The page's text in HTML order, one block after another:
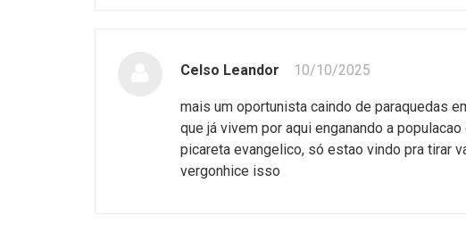
Celso Leandor 10/10/2025
mais um oportunista caindo de paraquedas
que já vivem por aqui enganando a
picareta evangelico, só estao vindo pra tirar
vergonhice isso